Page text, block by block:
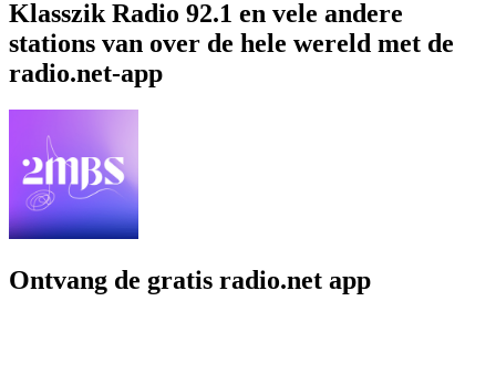
Klasszik Radio 92.1 en vele andere
stations van over de hele wereld met de
radio.net-app
Ontvang de gratis radio.net app